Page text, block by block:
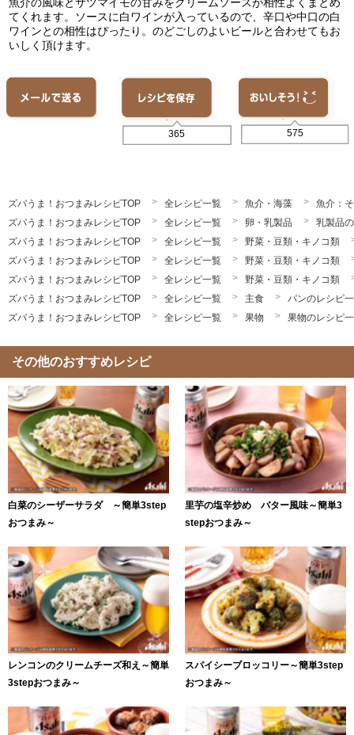
てくれます。ソースに白ワインが入っているので、辛口や中口の白
ワインとの相性はぴったり。のどごしのよいビールと合わせてもお
いしく頂けます。
365 575
ズバうま！おつまみレシピTOP 全レシピ一覧 魚介・海藻
魚介：
ズバうま！おつまみレシピTOP
全レシピ一覧 卵・乳製品
乳製品
ズバうま！おつまみレシピTOP
全レシピ一覧
野菜・豆類・キノコ類
ズバうま！おつまみレシピTOP
全レシピ一覧
野菜・豆類・キノコ類
ズバうま！おつまみレシピTOP
全レシピ一覧
野菜・豆類・キノコ類
ズバうま！おつまみレシピTOP
全レシピ一覧 主食
パンのレシピ
ズバうま！おつまみレシピTOP
全レシピ一覧 果物 果物のレシピ
その他のおすすめレシピ
白菜のシーザーサラダ ～簡単3step
おつまみ～
里芋の塩辛炒め バター風味～簡単3
stepおつまみ～
レンコンのクリームチーズ和え～簡単
3stepおつまみ～
スパイシーブロッコリー～簡単3step
おつまみ～